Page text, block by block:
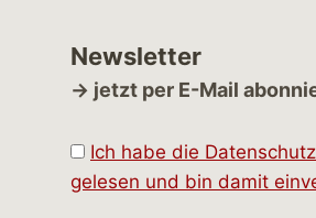
Newsletter
→ jetzt per E-Mail
Ich habe die
gelesen und bin damit